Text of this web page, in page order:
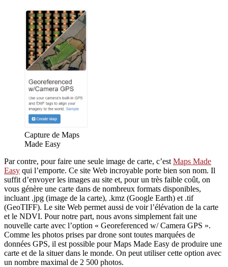
Capture de Maps
Made Easy
Par contre, pour faire une seule image de carte, c’est Maps Made
Easy qui l’emporte. Ce site Web incroyable porte bien son nom. Il
suffit d’envoyer les images au site et, pour un très faible coût, on
vous génère une carte dans de nombreux formats disponibles,
incluant .jpg (image de la carte), .kmz (Google Earth) et .tif
(GeoTIFF). Le site Web permet aussi de voir l’élévation de la carte
et le NDVI. Pour notre part, nous avons simplement fait une
nouvelle carte avec l’option « Georeferenced w/ Camera GPS ».
Comme les photos prises par drone sont toutes marquées de
données GPS, il est possible pour Maps Made Easy de produire une
carte et de la situer dans le monde. On peut utiliser cette option avec
un nombre maximal de 2 500 photos.